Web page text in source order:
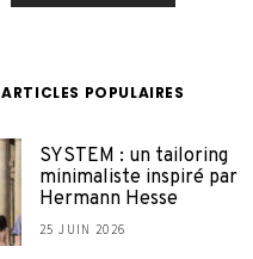
ARTICLES POPULAIRES
SYSTEM : un tailoring
minimaliste inspiré par
Hermann Hesse
25 JUIN 2026